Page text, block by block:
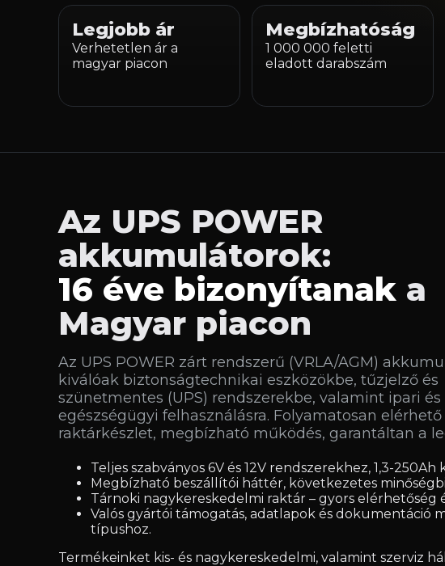
Legjobb ár
Verhetetlen ár a
magyar piacon
Megbízhatóság
1 000 000 feletti
eladott darabszám
Az UPS POWER
akkumulátorok:
16 éve bizonyítanak a
Magyar piacon
Az UPS POWER zárt rendszerű (VRLA/AGM)
kiválóak biztonságtechnikai eszközökbe, tűzjelző és
szünetmentes (UPS) rendszerekbe, valamint ipari és
egészségügyi felhasználásra. Folyamatosan elérhető
raktárkészlet, megbízható működés, garantáltan a
Teljes szabványos 6V és 12V rendszerekhez, 1,3-250Ah
Megbízható beszállítói háttér, következetes
Tárnoki nagykereskedelmi raktár – gyors elérhetőség
Valós gyártói támogatás, adatlapok és dokumentáció
típushoz.
Termékeinket kis- és nagykereskedelmi, valamint szerviz